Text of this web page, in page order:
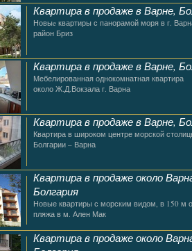
Квартира в продаже в Варне,
Новыe квартиры с панорамой моря в г.
район Бриз
Квартира в продаже в Варне,
Мебелированная однокомнатная квартира
около Ж.Д.Вокзала г. Варна
Квартира в продаже в Варне,
Квартира в широком центре морской
Болгарии – Варна
Квартира в продаже около
Болгария
Новые квартиры с морским видом, в 150 м
пляжа в м. Ален Мак
Квартира в продаже около